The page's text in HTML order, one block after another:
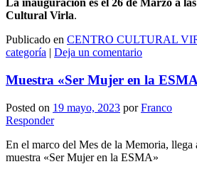
La inauguración es el 26 de Marzo a
Cultural Virla.
Publicado en CENTRO CULTURAL
categoría | Deja un comentario
Muestra «Ser Mujer en la
Posted on 19 mayo, 2023 porFranco
Responder
En el marco del Mes de la Memoria,
muestra «Ser Mujer en la ESMA»